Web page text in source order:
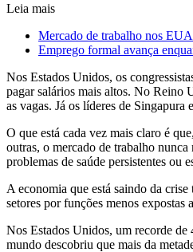
Leia mais
Mercado de trabalho nos
Emprego formal avança
Nos Estados Unidos, os
pagar salários mais altos. No Reino
as vagas. Já os líderes de Singapura
O que está cada vez mais claro é
outras, o mercado de trabalho nunca
problemas de saúde persistentes ou
A economia que está saindo da
setores por funções menos
Nos Estados Unidos, um recorde
mundo descobriu que mais da